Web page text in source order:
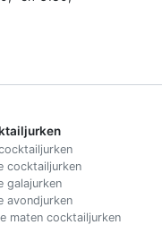
cocktailjurken
galajurken
avondjurken
maten cocktailjurken